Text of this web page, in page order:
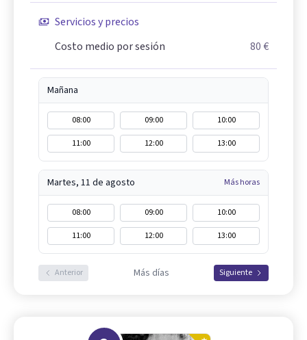
Servicios y precios
Costo medio por sesión
80 €
Mañana
08:00 09:00
10:00
11:00
12:00 13:00
Martes, 11 de agosto Más horas
08:00 09:00
10:00
11:00
12:00 13:00
Anterior Más días Siguiente